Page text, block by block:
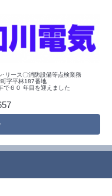
リース〇消防設備等点検業務
字平林187番地
で６０ 年目を迎えました